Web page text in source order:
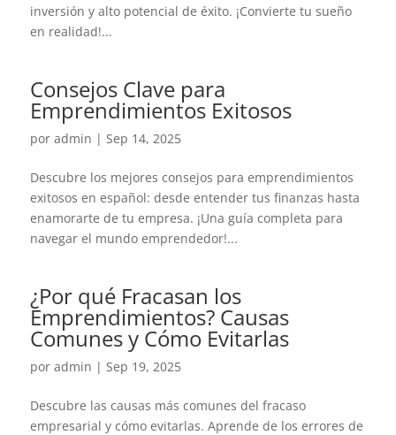
inversión y alto potencial de éxito. ¡Convierte tu sueño
en realidad!...
Consejos Clave para
Emprendimientos Exitosos
por admin | Sep 14, 2025
Descubre los mejores consejos para emprendimientos
exitosos en español: desde entender tus finanzas hasta
enamorarte de tu empresa. ¡Una guía completa para
navegar el mundo emprendedor!...
¿Por qué Fracasan los
Emprendimientos? Causas
Comunes y Cómo Evitarlas
por admin | Sep 19, 2025
Descubre las causas más comunes del fracaso
empresarial y cómo evitarlas. Aprende de los errores de